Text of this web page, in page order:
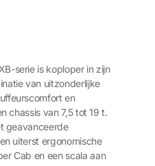
serie is koploper in zijn
van uitzonderlijke
en
chassis van 7,5 tot 19 t.
geavanceerde
uiterst ergonomische
Cab en een scala aan